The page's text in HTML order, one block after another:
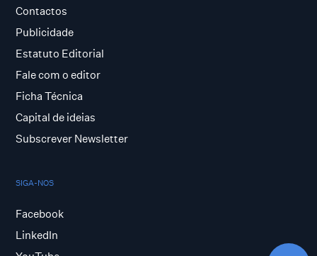
Contactos
Publicidade
Estatuto Editorial
Fale com o editor
Ficha Técnica
Capital de ideias
Subscrever Newsletter
SIGA-NOS
Facebook
LinkedIn